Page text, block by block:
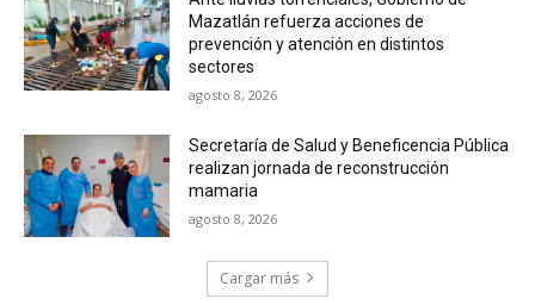
Mazatlán refuerza acciones de
prevención y atención en distintos
sectores
agosto 8, 2026
Secretaría de Salud y Beneficencia Pública
realizan jornada de reconstrucción
mamaria
agosto 8, 2026
Cargar más